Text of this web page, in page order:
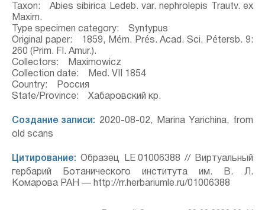
Taxon: Abies sibirica Ledeb. var. nephrolepis Trautv. ex
Maxim.
Type specimen category: Syntypus
Original paper: 1859, Mém. Prés. Acad. Sci. Pétersb. 9:
260 (Prim. Fl. Amur.).
Collectors: Maximowicz
Collection date: Med. VII 1854
Country: Россия
State/Province: Хабаровский кр.
Создание записи: 2020-08-02, Marina Yarichina, from
old scans
Цитирование: Образец LE 01006388 // Виртуальный
гербарий Ботанического института им. В. Л.
Комарова РАН — http://rr.herbariumle.ru/01006388